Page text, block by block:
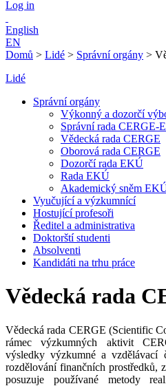
Log in
English
EN
Domů > Lidé > Správní orgány >
Lidé
Správní orgány
Výkonný a dozorčí
Správní rada CERGE-
Vědecká rada CERGE
Oborová rada CERGE
Dozorčí rada EKÚ
Rada EKÚ
Akademický sněm
Vyučující a výzkumnící
Hostující profesoři
Ředitel a administrativa
Doktorští studenti
Absolventi
Kandidáti na trhu práce
Vědecká rada
Vědecká rada CERGE (Scientific
rámec výzkumných aktivit
výsledky výzkumné a vzdělávací
rozdělování finančních prostředků,
posuzuje používané metody